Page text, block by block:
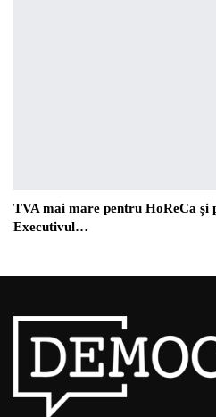
TVA mai mare pentru HoReCa și
Executivul…